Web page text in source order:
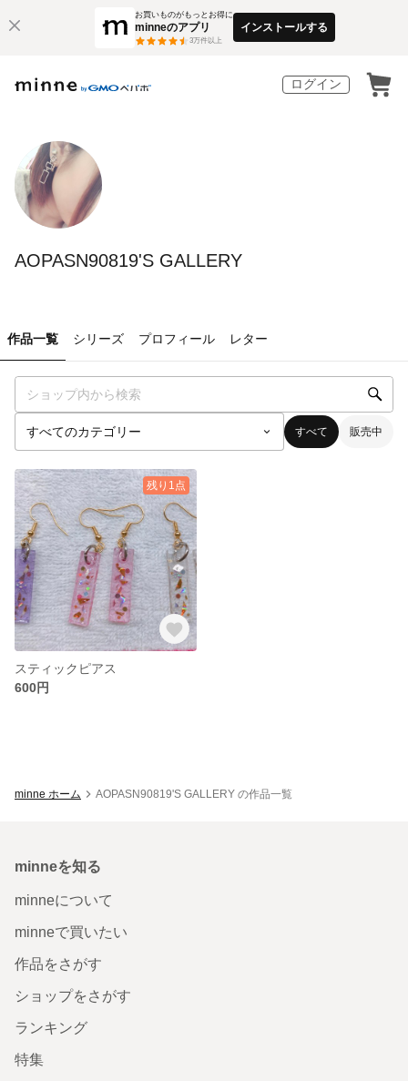
お買いものがもっとお得に
minneのアプリ
3万件以上
インストールする
ログイン
AOPASN90819'S GALLERY
作品一覧 シリーズ プロフィール レター
すべて 販売中
残り1点
スティックピアス
600円
minne ホーム AOPASN90819'S GALLERY の作品一覧
minneを知る
minneについて
minneで買いたい
作品をさがす
ショップをさがす
ランキング
特集